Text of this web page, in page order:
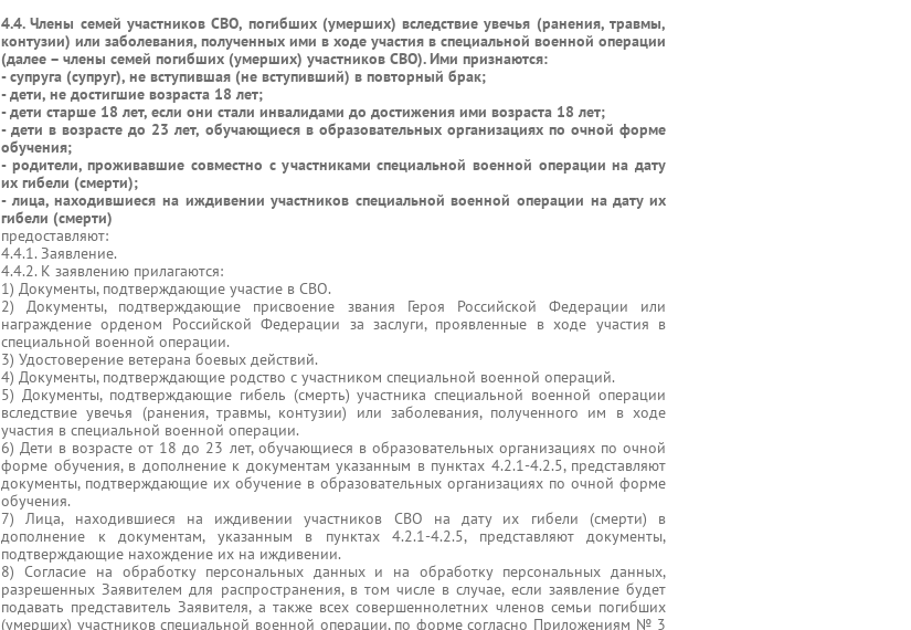
4.4. Члены семей участников СВО, погибших (умерших) вследствие увечья (ранения, травмы,
контузии) или заболевания, полученных ими в ходе участия в специальной военной операции
(далее – члены семей погибших (умерших) участников СВО). Ими признаются:
- супруга (супруг), не вступившая (не вступивший) в повторный брак;
- дети, не достигшие возраста 18 лет;
- дети старше 18 лет, если они стали инвалидами до достижения ими возраста 18 лет;
- дети в возрасте до 23 лет, обучающиеся в образовательных организациях по очной форме
обучения;
- родители, проживавшие совместно с участниками специальной военной операции на дату
их гибели (смерти);
- лица, находившиеся на иждивении участников специальной военной операции на дату их
гибели (смерти)
предоставляют:
4.4.1. Заявление.
4.4.2. К заявлению прилагаются:
1) Документы, подтверждающие участие в СВО.
2) Документы, подтверждающие присвоение звания Героя Российской Федерации или
награждение орденом Российской Федерации за заслуги, проявленные в ходе участия в
специальной военной операции.
3) Удостоверение ветерана боевых действий.
4) Документы, подтверждающие родство с участником специальной военной операций.
5) Документы, подтверждающие гибель (смерть) участника специальной военной операции
вследствие увечья (ранения, травмы, контузии) или заболевания, полученного им в ходе
участия в специальной военной операции.
6) Дети в возрасте от 18 до 23 лет, обучающиеся в образовательных организациях по очной
форме обучения, в дополнение к документам указанным в пунктах 4.2.1-4.2.5, представляют
документы, подтверждающие их обучение в образовательных организациях по очной форме
обучения.
7) Лица, находившиеся на иждивении участников СВО на дату их гибели (смерти) в
дополнение к документам, указанным в пунктах 4.2.1-4.2.5, представляют документы,
подтверждающие нахождение их на иждивении.
8) Согласие на обработку персональных данных и на обработку персональных данных,
разрешенных Заявителем для распространения, в том числе в случае, если заявление будет
подавать представитель Заявителя, а также всех совершеннолетних членов семьи погибших
(умерших) участников специальной военной операции, по форме согласно Приложениям № 3